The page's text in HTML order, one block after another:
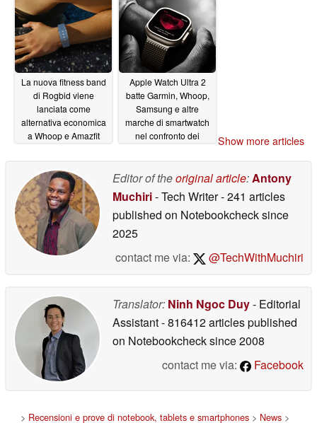
La nuova fitness band
di Rogbid viene
lanciata come
alternativa economica
a Whoop e Amazfit
40 giorni09/30/2025
Apple Watch Ultra 2
batte Garmin, Whoop,
Samsung e altre
marche di smartwatch
nel confronto dei
Show more articles
Editor of theoriginal article:Antony
Muchiri- Tech Writer- 241 articles
published on Notebookchecksince
2025
contact me via:
@TechWithMuchiri
Translator: Ninh Ngoc Duy- Editorial
Assistant- 816412 articles published
on Notebookchecksince 2008
contact me via:
Facebook
> Recensioni e prove di notebook, tablets e smartphones > News >